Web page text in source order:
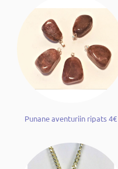
Punane aventuriin ripats 4€